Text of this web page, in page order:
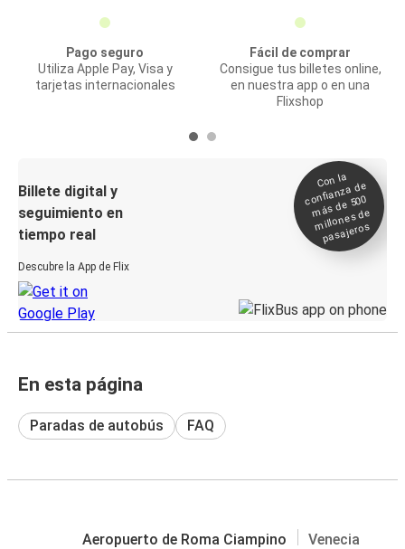
Pago seguro
Utiliza Apple Pay, Visa y
tarjetas internacionales
Fácil de comprar
Consigue tus billetes online,
en nuestra app o en una
Flixshop
Billete digital y
seguimiento en
tiempo real
Descubre la App de Flix
Con la
confianza de
más de 500
millones de
pasajeros
En esta página
Paradas de autobús FAQ
Aeropuerto de Roma Ciampino Venecia